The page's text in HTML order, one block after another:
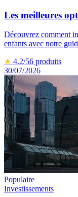
Les meilleures
Découvrez comment
enfants avec notre
★ 4.2/56 produits
30/07/2026
Populaire
Investissements